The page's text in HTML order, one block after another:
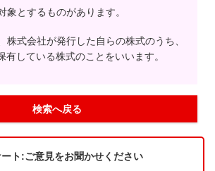
象とするものがあります。
株式会社が発行した自らの株式のうち、
有している株式のことをいいます。
検索へ戻る
ト:ご意見をお聞かせください